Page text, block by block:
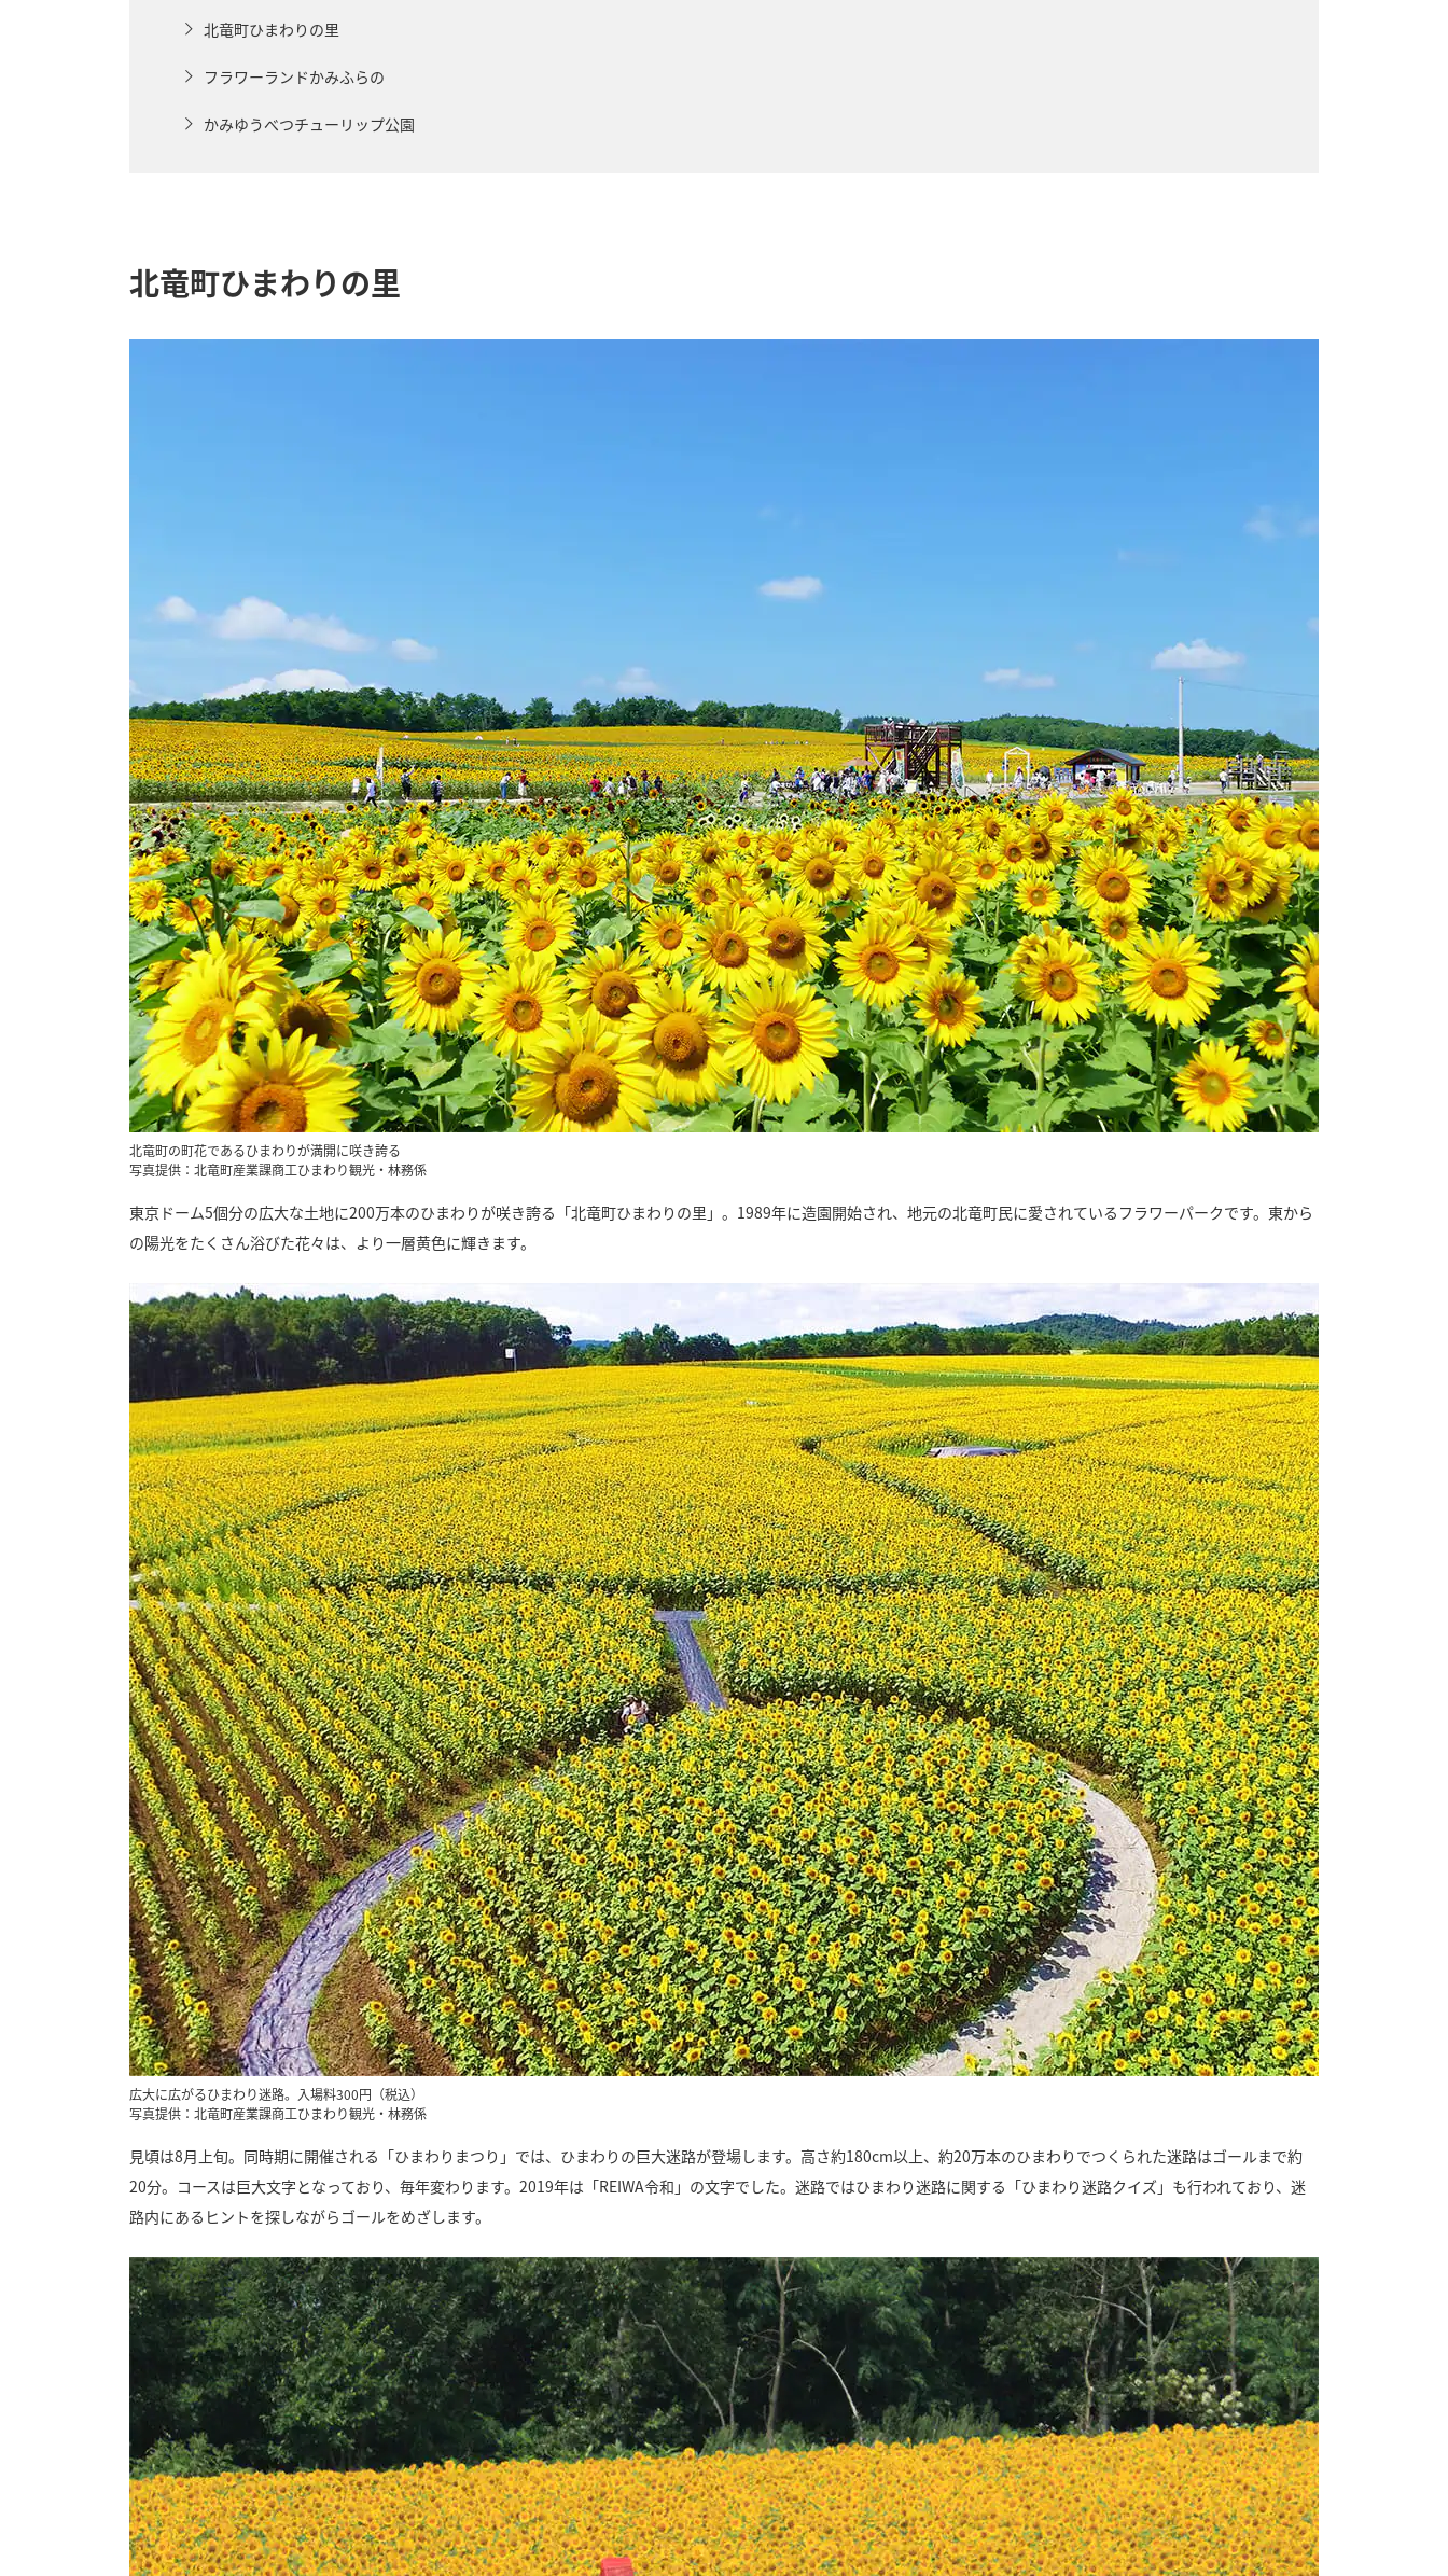
北竜町ひまわりの里
フラワーランドかみふらの
かみゆうべつチューリップ公園
北竜町ひまわりの里
北竜町の町花であるひまわりが満開に咲き誇る
写真提供：北竜町産業課商工ひまわり観光・林務係
東京ドーム5個分の広大な土地に200万本のひまわりが咲き誇る「北竜町ひまわりの里」。1989年に造園開始され、地元の北竜町民に愛されているフラワーパークです。東から
の陽光をたくさん浴びた花々は、より一層黄色に輝きます。
広大に広がるひまわり迷路。入場料300円（税込）
写真提供：北竜町産業課商工ひまわり観光・林務係
見頃は8月上旬。同時期に開催される「ひまわりまつり」では、ひまわりの巨大迷路が登場します。高さ約180cm以上、約20万本のひまわりでつくられた迷路はゴールまで約
20分。コースは巨大文字となっており、毎年変わります。2019年は「REIWA令和」の文字でした。迷路ではひまわり迷路に関する「ひまわり迷路クイズ」も行われており、迷
路内にあるヒントを探しながらゴールをめざします。